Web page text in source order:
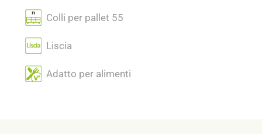
Colli per pallet 55
Liscia
Adatto per alimenti